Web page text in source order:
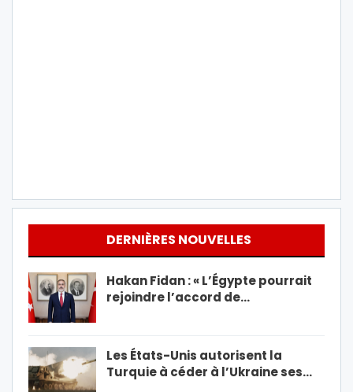
DERNIÈRES NOUVELLES
Hakan Fidan : « L’Égypte pourrait
rejoindre l’accord de…
Les États-Unis autorisent la
Turquie à céder à l’Ukraine ses…